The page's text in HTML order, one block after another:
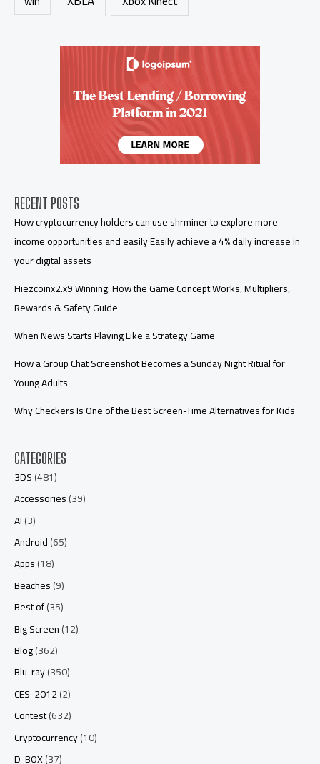
RECENT POSTS
How cryptocurrency holders can use shrminer to explore more
income opportunities and easily Easily achieve a 4% daily increase in
your digital assets
Hiezcoinx2.x9 Winning: How the Game Concept Works, Multipliers,
Rewards & Safety Guide
When News Starts Playing Like a Strategy Game
How a Group Chat Screenshot Becomes a Sunday Night Ritual for
Young Adults
Why Checkers Is One of the Best Screen-Time Alternatives for Kids
CATEGORIES
3DS(481)
Accessories(39)
AI(3)
Android(65)
Apps(18)
Beaches(9)
Best of(35)
Big Screen(12)
Blog(362)
Blu-ray(350)
CES-2012(2)
Contest(632)
Cryptocurrency(10)
D-BOX(37)